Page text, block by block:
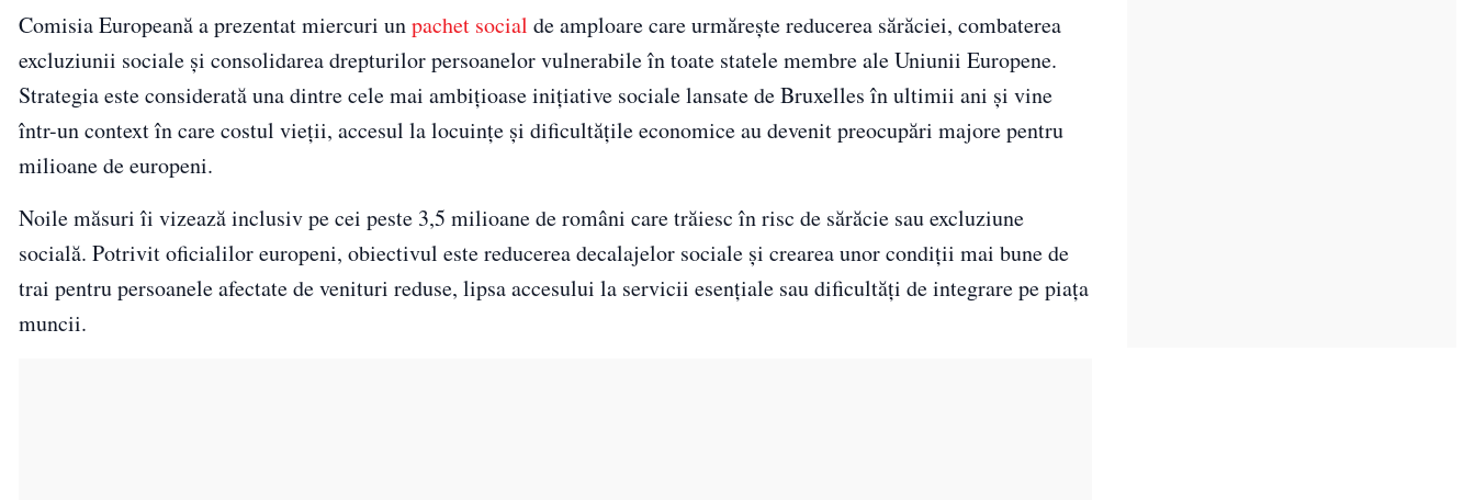
Comisia Europeană a prezentat miercuri unpachet social de amploare care urmărește reducerea sărăciei, combaterea
excluziunii sociale și consolidarea drepturilor persoanelor vulnerabile în toate statele membre ale Uniunii Europene.
Strategia este considerată una dintre cele mai ambițioase inițiative sociale lansate de Bruxelles în ultimii ani și vine
într-un context în care costul vieții, accesul la locuințe și dificultățile economice au devenit preocupări majore pentru
milioane de europeni.
Noile măsuri îi vizează inclusiv pe cei peste 3,5 milioane de români care trăiesc în risc de sărăcie sau excluziune
socială. Potrivit oficialilor europeni, obiectivul este reducerea decalajelor sociale și crearea unor condiții mai bune de
trai pentru persoanele afectate de venituri reduse, lipsa accesului la servicii esențiale sau dificultăți de integrare pe piața
muncii.